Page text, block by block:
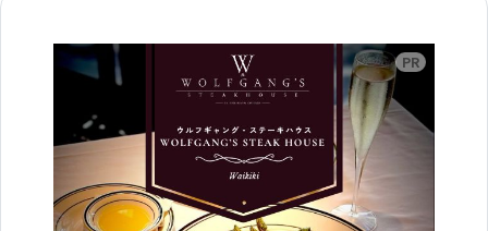
広告